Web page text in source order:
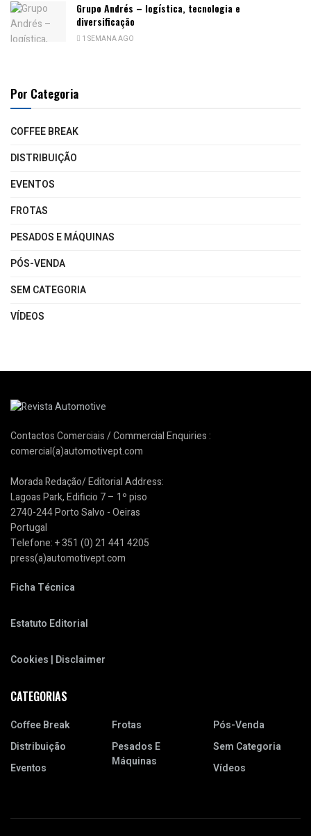
Grupo Andrés – logística, tecnologia e
diversificação
1 SEMANA AGO
Por Categoria
COFFEE BREAK
DISTRIBUIÇÃO
EVENTOS
FROTAS
PESADOS E MÁQUINAS
PÓS-VENDA
SEM CATEGORIA
VÍDEOS
Contactos Comerciais / Commercial Enquiries :
comercial(a)automotivept.com
Morada Redação/ Editorial Address:
Lagoas Park, Edificio 7 – 1º piso
2740-244 Porto Salvo - Oeiras
Portugal
Telefone: + 351 (0) 21 441 4205
press(a)automotivept.com
Ficha Técnica
Estatuto Editorial
Cookies | Disclaimer
CATEGORIAS
Coffee Break
Distribuição
Eventos
Frotas
Pesados E
Máquinas
Pós-Venda
Sem Categoria
Vídeos